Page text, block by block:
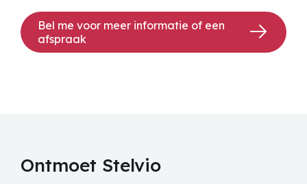
Bel me voor meer informatie of een
afspraak
Ontmoet Stelvio